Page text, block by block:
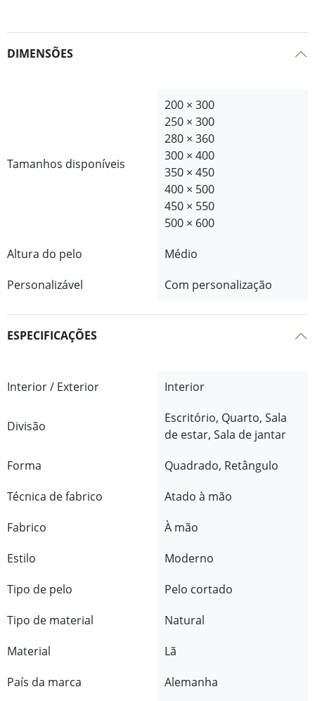
DIMENSÕES
Tamanhos disponíveis
200 × 300
250 × 300
280 × 360
300 × 400
350 × 450
400 × 500
450 × 550
500 × 600
Altura do pelo
Médio
Personalizável
Com personalização
ESPECIFICAÇÕES
Interior / Exterior Interior
Divisão
Escritório, Quarto, Sala
de estar, Sala de jantar
Forma
Quadrado, Retângulo
Técnica de fabrico
Atado à mão
Fabrico
À mão
Estilo
Moderno
Tipo de pelo
Pelo cortado
Tipo de material
Natural
Material
Lã
País da marca
Alemanha